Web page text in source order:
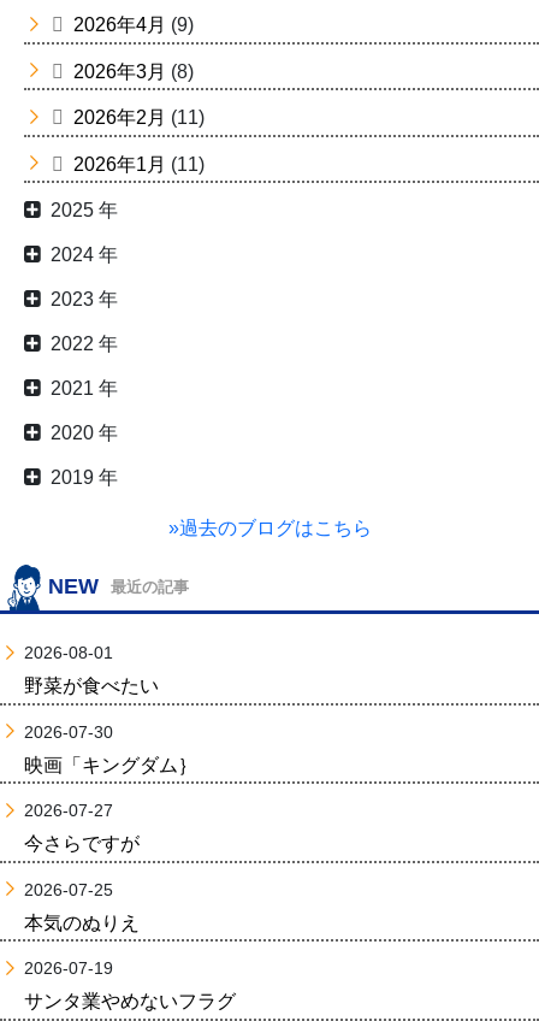
2026年4月 (9)
2026年3月 (8)
2026年2月 (11)
2026年1月 (11)
2025 年
2024 年
2023 年
2022 年
2021 年
2020 年
2019 年
»過去のブログはこちら
NEW 最近の記事
2026-08-01
野菜が食べたい
2026-07-30
映画「キングダム｝
2026-07-27
今さらですが
2026-07-25
本気のぬりえ
2026-07-19
サンタ業やめないフラグ